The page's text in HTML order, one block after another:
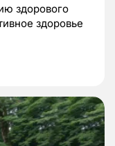
здорового
здоровье